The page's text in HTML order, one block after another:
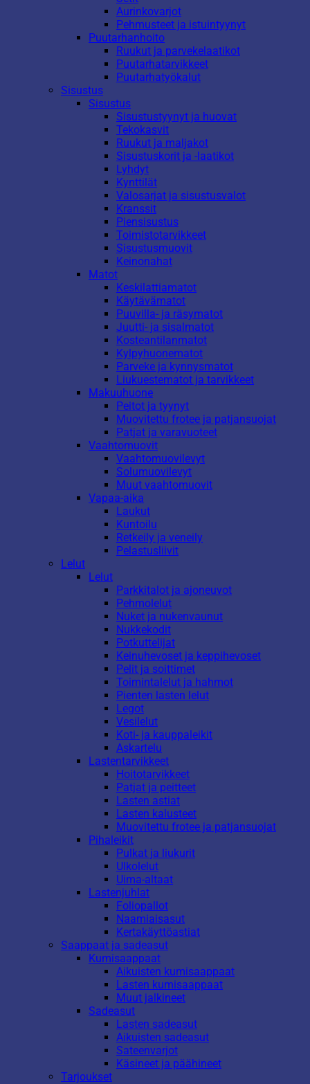
Aurinkovarjot
Pehmusteet ja istuintyynyt
Puutarhanhoito
Ruukut ja parvekelaatikot
Puutarhatarvikkeet
Puutarhatyökalut
Sisustus
Sisustus
Sisustustyynyt ja huovat
Tekokasvit
Ruukut ja maljakot
Sisustuskorit ja -laatikot
Lyhdyt
Kynttilät
Valosarjat ja sisustusvalot
Kranssit
Piensisustus
Toimistotarvikkeet
Sisustusmuovit
Keinonahat
Matot
Keskilattiamatot
Käytävämatot
Puuvilla- ja räsymatot
Juutti- ja sisalmatot
Kosteantilanmatot
Kylpyhuonematot
Parveke ja kynnysmatot
Liukuestematot ja tarvikkeet
Makuuhuone
Peitot ja tyynyt
Muovitettu frotee ja patjansuojat
Patjat ja varavuoteet
Vaahtomuovit
Vaahtomuovilevyt
Solumuovilevyt
Muut vaahtomuovit
Vapaa-aika
Laukut
Kuntoilu
Retkeily ja veneily
Pelastusliivit
Lelut
Lelut
Parkkitalot ja ajoneuvot
Pehmolelut
Nuket ja nukenvaunut
Nukkekodit
Potkuttelijat
Keinuhevoset ja keppihevoset
Pelit ja soittimet
Toimintalelut ja hahmot
Pienten lasten lelut
Legot
Vesilelut
Koti- ja kauppaleikit
Askartelu
Lastentarvikkeet
Hoitotarvikkeet
Patjat ja peitteet
Lasten astiat
Lasten kalusteet
Muovitettu frotee ja patjansuojat
Pihaleikit
Pulkat ja liukurit
Ulkolelut
Uima-altaat
Lastenjuhlat
Foliopallot
Naamiaisasut
Kertakäyttöastiat
Saappaat ja sadeasut
Kumisaappaat
Aikuisten kumisaappaat
Lasten kumisaappaat
Muut jalkineet
Sadeasut
Lasten sadeasut
Aikuisten sadeasut
Sateenvarjot
Käsineet ja päähineet
Tarjoukset